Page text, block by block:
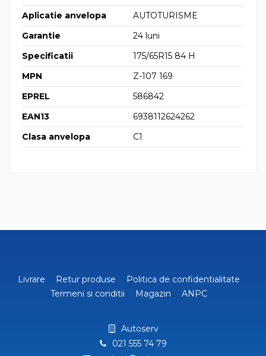
Aplicatie anvelopa
AUTOTURISME
Garantie
24 luni
Specificatii
175/65R15 84 H
MPN
Z-107 169
EPREL
586842
EAN13
6938112624262
Clasa anvelopa
C1
Livrare Retur produse
Politica de confidentialitate
Termeni si conditii
Magazin ANPC
Autoserv
021 555 74 79